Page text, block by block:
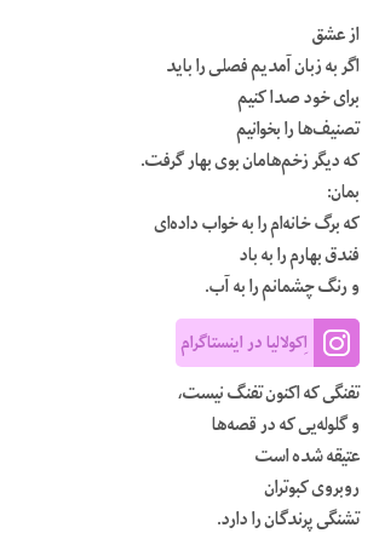
از عشق
اگر به زبان آمدیم فصلی را باید
برای خود صدا کنیم
تصنیف‌ها را بخوانیم
که دیگر زخم‌هامان بوی بهار گرفت.
بمان:
که برگ خانه‌ام را به خواب داده‌ای
فندق بهارم را به باد
و رنگ چشمانم را به آب.
اِکولالیا در اینستاگرام
تفنگی که اکنون تفنگ نیست،
و گلوله‌یی که در قصه‌ها
عتیقه شده است
روبروی کبوتران
تشنگی پرندگان را دارد.